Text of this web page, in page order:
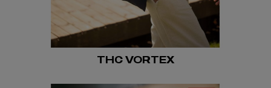
THC VORTEX